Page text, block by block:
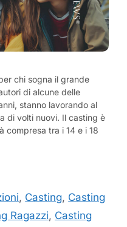
chi sogna il grande
di alcune delle
stanno lavorando al
di volti nuovi. Il casting è
compresa tra i 14 e i 18
, Casting, Casting
Ragazzi, Casting